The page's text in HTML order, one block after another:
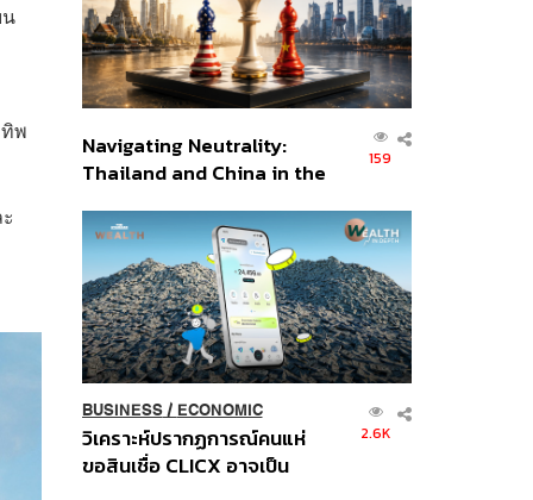
พ
Navigating Neutrality:
Thailand and China in the
Order
159
BUSINESS/ ECONOMIC
วิเคราะห์ปรากฏการณ์คนแห่
ขอสินเชื่อ CLICX อาจเป็น
2.6K